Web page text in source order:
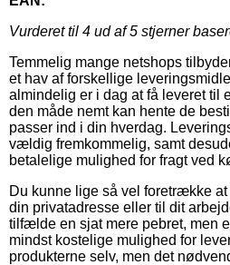
Vurderet til 4 ud af 5 stjerner
Temmelig mange netshops
et hav af forskellige
almindelig er i dag at få leveret til
den måde nemt kan hente de
passer ind i din hverdag.
vældig fremkommelig, samt
betalelige mulighed for fragt ved
Du kunne lige så vel foretrække at
din privatadresse eller til dit
tilfælde en sjat mere pebret, men
mindst kostelige mulighed for
produkterne selv, men det